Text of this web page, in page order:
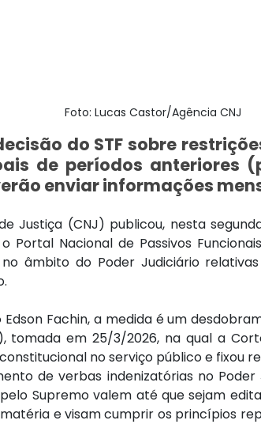
Foto: Lucas Castor/Agência CNJ
do STF sobre
de períodos anteriores
enviar informações
Justiça (CNJ) publicou, nesta
Portal Nacional de Passivos
âmbito do Poder Judiciário
Fachin, a medida é um
tomada em 25/3/2026, na qual a
no serviço público e fixou
de verbas indenizatórias no
Supremo valem até que sejam
e visam cumprir os princípios